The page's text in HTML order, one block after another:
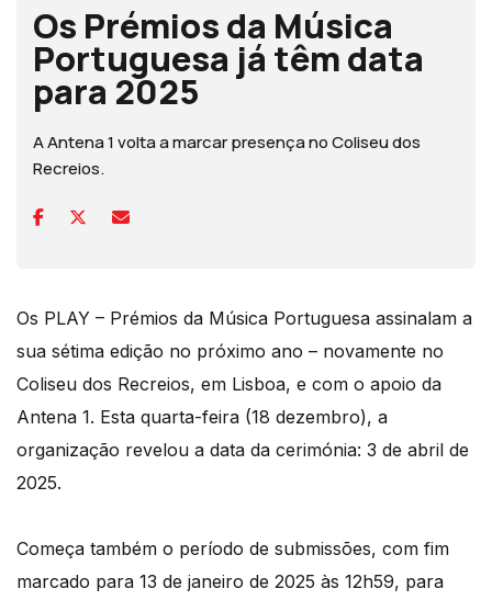
Os Prémios da Música
Portuguesa já têm data
para 2025
A Antena 1 volta a marcar presença no Coliseu dos
Recreios.
Os PLAY – Prémios da Música Portuguesa assinalam a
sua sétima edição no próximo ano – novamente no
Coliseu dos Recreios, em Lisboa, e com o apoio da
Antena 1. Esta quarta-feira (18 dezembro), a
organização revelou a data da cerimónia: 3 de abril de
2025.
Começa também o período de submissões, com fim
marcado para 13 de janeiro de 2025 às 12h59, para